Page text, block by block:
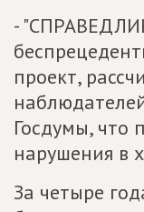
-
проект,
Госдумы, что
нарушения в
За четыре